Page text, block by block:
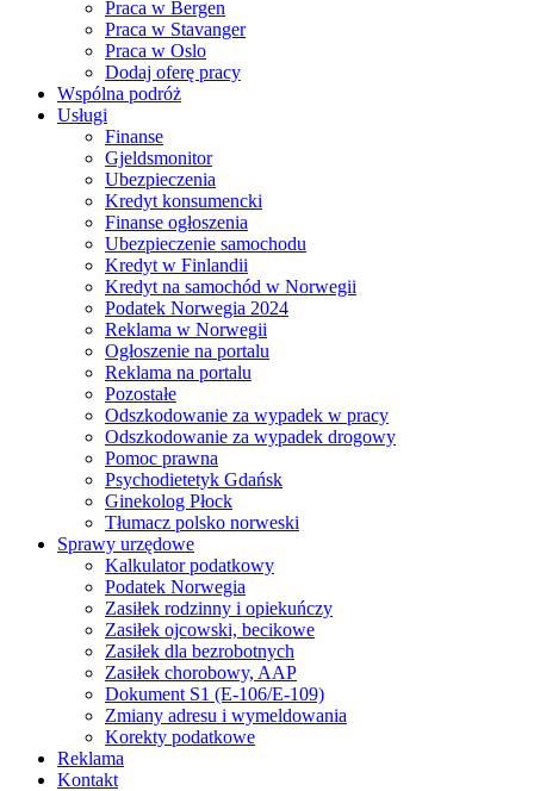
Praca w Bergen
Praca w Stavanger
Praca w Oslo
Dodaj oferę pracy
Wspólna podróż
Usługi
Finanse
Gjeldsmonitor
Ubezpieczenia
Kredyt konsumencki
Finanse ogłoszenia
Ubezpieczenie samochodu
Kredyt w Finlandii
Kredyt na samochód w Norwegii
Podatek Norwegia 2024
Reklama w Norwegii
Ogłoszenie na portalu
Reklama na portalu
Pozostałe
Odszkodowanie za wypadek w pracy
Odszkodowanie za wypadek drogowy
Pomoc prawna
Psychodietetyk Gdańsk
Ginekolog Płock
Tłumacz polsko norweski
Sprawy urzędowe
Kalkulator podatkowy
Podatek Norwegia
Zasiłek rodzinny i opiekuńczy
Zasiłek ojcowski, becikowe
Zasiłek dla bezrobotnych
Zasiłek chorobowy, AAP
Dokument S1 (E-106/E-109)
Zmiany adresu i wymeldowania
Korekty podatkowe
Reklama
Kontakt